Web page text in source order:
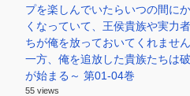
プを楽しんでいたらいつの間に
くなっていて、王侯貴族や実力
ちが俺を放っておいてくれません
一方、俺を追放した貴族たちは
が始まる～ 第01-04巻
55 views